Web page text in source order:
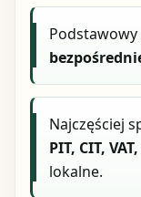
Podstawowy
Najczęściej
PIT, CIT,
lokalne.